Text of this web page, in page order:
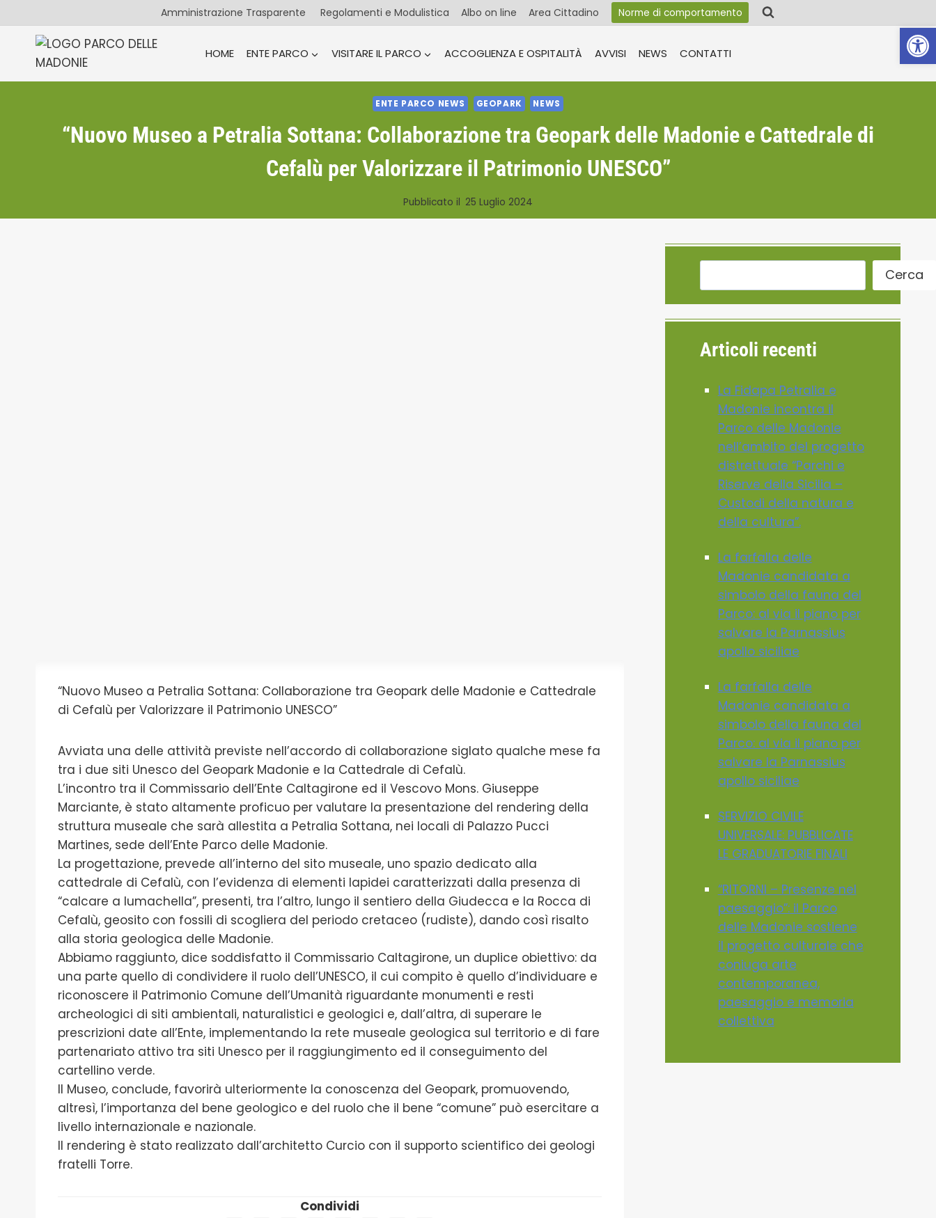
Apri
al
contenuto
Amministrazione Trasparente Regolamenti e Modulistica Albo on line Area Cittadino Norme di comportamento
HOME ENTE PARCO VISITARE IL PARCO ACCOGLIENZA E OSPITALITÀ AVVISI NEWS CONTATTI
ENTE PARCO NEWS GEOPARK NEWS
“Nuovo Museo a Petralia Sottana: Collaborazione tra Geopark delle Madonie e Cattedrale di
Cefalù per Valorizzare il Patrimonio UNESCO”
Pubblicato il 25 Luglio 2024
“Nuovo Museo a Petralia Sottana: Collaborazione tra Geopark delle Madonie e Cattedrale
di Cefalù per Valorizzare il Patrimonio UNESCO”
Avviata una delle attività previste nell’accordo di collaborazione siglato qualche mese fa
tra i due siti Unesco del Geopark Madonie e la Cattedrale di Cefalù.
L’incontro tra il Commissario dell’Ente Caltagirone ed il Vescovo Mons. Giuseppe
Marciante, è stato altamente proficuo per valutare la presentazione del rendering della
struttura museale che sarà allestita a Petralia Sottana, nei locali di Palazzo Pucci
Martines, sede dell’Ente Parco delle Madonie.
La progettazione, prevede all’interno del sito museale, uno spazio dedicato alla
cattedrale di Cefalù, con l’evidenza di elementi lapidei caratterizzati dalla presenza di
“calcare a lumachella”, presenti, tra l’altro, lungo il sentiero della Giudecca e la Rocca di
Cefalù, geosito con fossili di scogliera del periodo cretaceo (rudiste), dando così risalto
alla storia geologica delle Madonie.
Abbiamo raggiunto, dice soddisfatto il Commissario Caltagirone, un duplice obiettivo: da
una parte quello di condividere il ruolo dell’UNESCO, il cui compito è quello d’individuare e
riconoscere il Patrimonio Comune dell’Umanità riguardante monumenti e resti
archeologici di siti ambientali, naturalistici e geologici e, dall’altra, di superare le
prescrizioni date all’Ente, implementando la rete museale geologica sul territorio e di fare
partenariato attivo tra siti Unesco per il raggiungimento ed il conseguimento del
cartellino verde.
Il Museo, conclude, favorirà ulteriormente la conoscenza del Geopark, promuovendo,
altresì, l’importanza del bene geologico e del ruolo che il bene “comune” può esercitare a
livello internazionale e nazionale.
Il rendering è stato realizzato dall’architetto Curcio con il supporto scientifico dei geologi
fratelli Torre.
Condividi
Cerca
Articoli recenti
La Fidapa Petralia e
Madonie incontra il
Parco delle Madonie
nell’ambito del progetto
distrettuale “Parchi e
Riserve della Sicilia –
Custodi della natura e
della cultura”.
La farfalla delle
Madonie candidata a
simbolo della fauna del
Parco: al via il piano per
salvare la Parnassius
apollo siciliae
La farfalla delle
Madonie candidata a
simbolo della fauna del
Parco: al via il piano per
salvare la Parnassius
apollo siciliae
SERVIZIO CIVILE
UNIVERSALE: PUBBLICATE
LE GRADUATORIE FINALI
“RITORNI – Presenze nel
paesaggio”: il Parco
delle Madonie sostiene
il progetto culturale che
coniuga arte
contemporanea,
paesaggio e memoria
collettiva